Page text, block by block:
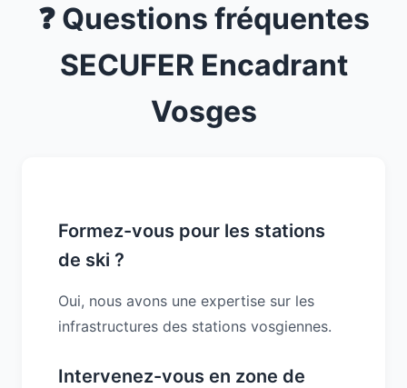
❓ Questions fréquentes
SECUFER Encadrant
Vosges
Formez-vous pour les stations
de ski ?
Oui, nous avons une expertise sur les
infrastructures des stations vosgiennes.
Intervenez-vous en zone de